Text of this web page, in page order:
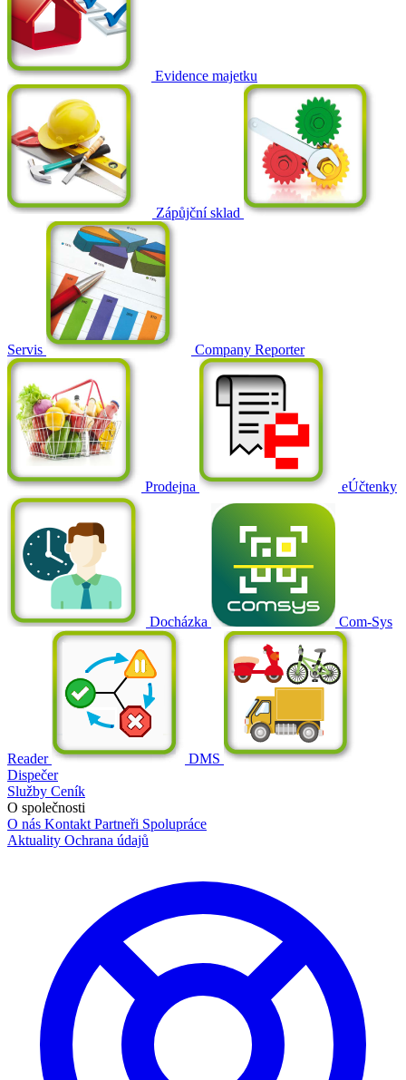
Evidence majetku
Zápůjční sklad
Servis Company Reporter
Prodejna eÚčtenky
Docházka Com-Sys
Reader
DMS
Dispečer
Služby Ceník
O společnosti
O nás Kontakt Partneři Spolupráce
Aktuality Ochrana údajů